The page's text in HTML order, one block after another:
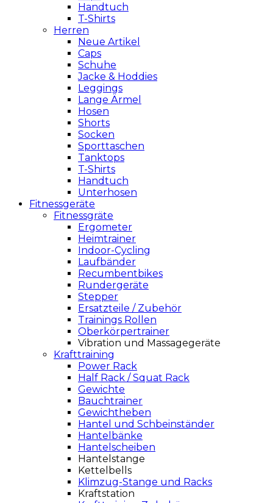
Handtuch
T-Shirts
Herren
Neue Artikel
Caps
Schuhe
Jacke & Hoddies
Leggings
Lange Ärmel
Hosen
Shorts
Socken
Sporttaschen
Tanktops
T-Shirts
Handtuch
Unterhosen
Fitnessgeräte
Fitnessgräte
Ergometer
Heimtrainer
Indoor-Cycling
Laufbänder
Recumbentbikes
Rundergeräte
Stepper
Ersatzteile / Zubehör
Trainings Rollen
Oberkörpertrainer
Vibration und Massagegeräte
Krafttraining
Power Rack
Half Rack / Squat Rack
Gewichte
Bauchtrainer
Gewichtheben
Hantel und Schbeinständer
Hantelbänke
Hantelscheiben
Hantelstange
Kettelbells
Klimzug-Stange und Racks
Kraftstation